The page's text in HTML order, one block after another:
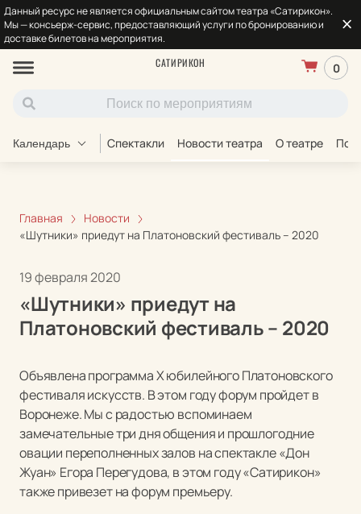
Данный ресурс не является официальным сайтом театра «Сатирикон».
Мы — консьерж-сервис, предоставляющий услуги по бронированию и
доставке билетов на мероприятия.
САТИРИКОН
0
Календарь Спектакли Новости театра О театре
Главная
Новости
«Шутники» приедут на Платоновский фестиваль – 2020
19 февраля 2020
«Шутники» приедут на
Платоновский фестиваль – 2020
Объявлена программа X юбилейного Платоновского
фестиваля искусств. В этом году форум пройдет в
Воронеже. Мы с радостью вспоминаем
замечательные три дня общения и прошлогодние
овации переполненных залов на спектакле «Дон
Жуан» Егора Перегудова, в этом году «Сатирикон»
также привезет на форум премьеру.